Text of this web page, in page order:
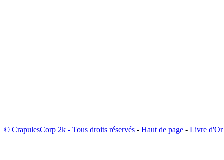
© CrapulesCorp 2k - Tous droits réservés - Haut de page - Livre d'Or